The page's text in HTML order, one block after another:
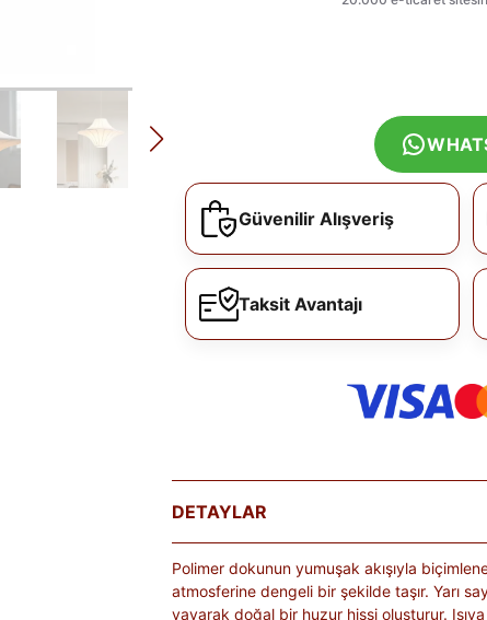
Güvenilir Alışveriş
Taksit Avantajı
DETAYLAR
Polimer dokunun yumuşak akışıyla
atmosferine dengeli bir şekilde taşır. Yarı
yayarak doğal bir huzur hissi oluşturur. Isıya